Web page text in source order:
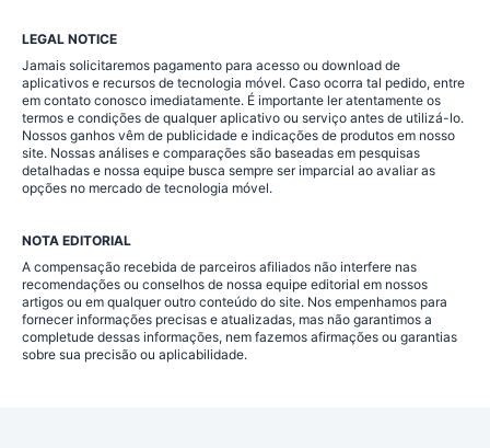
LEGAL NOTICE
Jamais solicitaremos pagamento para acesso ou download de
aplicativos e recursos de tecnologia móvel. Caso ocorra tal pedido, entre
em contato conosco imediatamente. É importante ler atentamente os
termos e condições de qualquer aplicativo ou serviço antes de utilizá-lo.
Nossos ganhos vêm de publicidade e indicações de produtos em nosso
site. Nossas análises e comparações são baseadas em pesquisas
detalhadas e nossa equipe busca sempre ser imparcial ao avaliar as
opções no mercado de tecnologia móvel.
NOTA EDITORIAL
A compensação recebida de parceiros afiliados não interfere nas
recomendações ou conselhos de nossa equipe editorial em nossos
artigos ou em qualquer outro conteúdo do site. Nos empenhamos para
fornecer informações precisas e atualizadas, mas não garantimos a
completude dessas informações, nem fazemos afirmações ou garantias
sobre sua precisão ou aplicabilidade.